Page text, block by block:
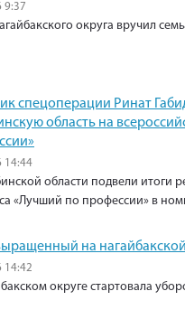
9:37
округа вручил
спецоперации Ринат
область на
14:44
области подвели итоги
«Лучший по профессии» в
на
14:42
округе стартовала